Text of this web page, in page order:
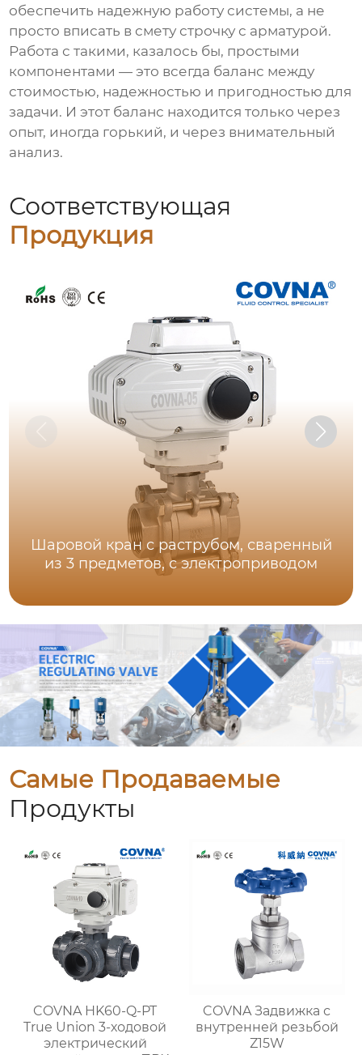
обеспечить надежную работу системы, а не
просто вписать в смету строчку с арматурой.
Работа с такими, казалось бы, простыми
компонентами — это всегда баланс между
стоимостью, надежностью и пригодностью для
задачи. И этот баланс находится только через
опыт, иногда горький, и через внимательный
анализ.
Соответствующая
Продукция
Шаровой кран с раструбом, сваренный
из 3 предметов, с электроприводом
Самые Продаваемые
Продукты
COVNA HK60-Q-PT
True Union 3-ходовой
электрический
COVNA Задвижка с
внутренней резьбой
Z15W